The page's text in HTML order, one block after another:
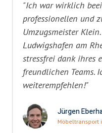
"Ich war wirklich
professionellen und
Umzugsmeister
Ludwigshafen am
stressfrei dank ihres
freundlichen Teams.
weiterempfehlen!"
Jürgen
Möbeltransport